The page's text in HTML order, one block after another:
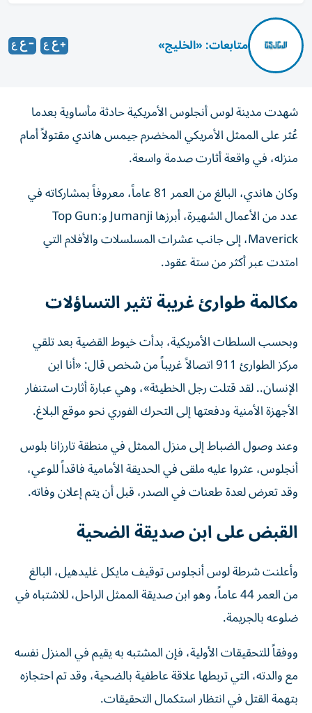
متابعات: «الخليج»
شهدت مدينة لوس أنجلوس الأمريكية حادثة مأساوية بعدما
عُثر على الممثل الأمريكي المخضرم جيمس هاندي مقتولاً أمام
منزله، في واقعة أثارت صدمة واسعة.
وكان هاندي، البالغ من العمر 81 عاماً، معروفاً بمشاركاته في
عدد من الأعمال الشهيرة، أبرزها Jumanji وTop Gun:
Maverick، إلى جانب عشرات المسلسلات والأفلام التي
امتدت عبر أكثر من ستة عقود.
مكالمة طوارئ غريبة تثير التساؤلات
وبحسب السلطات الأمريكية، بدأت خيوط القضية بعد تلقي
مركز الطوارئ 911 اتصالاً غريباً من شخص قال: «أنا ابن
الإنسان.. لقد قتلت رجل الخطيئة»، وهي عبارة أثارت استنفار
الأجهزة الأمنية ودفعتها إلى التحرك الفوري نحو موقع البلاغ.
وعند وصول الضباط إلى منزل الممثل في منطقة تارزانا بلوس
أنجلوس، عثروا عليه ملقى في الحديقة الأمامية فاقداً للوعي،
وقد تعرض لعدة طعنات في الصدر، قبل أن يتم إعلان وفاته.
القبض على ابن صديقة الضحية
وأعلنت شرطة لوس أنجلوس توقيف مايكل غليدهيل، البالغ
من العمر 44 عاماً، وهو ابن صديقة الممثل الراحل، للاشتباه في
ضلوعه بالجريمة.
ووفقاً للتحقيقات الأولية، فإن المشتبه به يقيم في المنزل نفسه
مع والدته، التي تربطها علاقة عاطفية بالضحية، وقد تم احتجازه
بتهمة القتل في انتظار استكمال التحقيقات.